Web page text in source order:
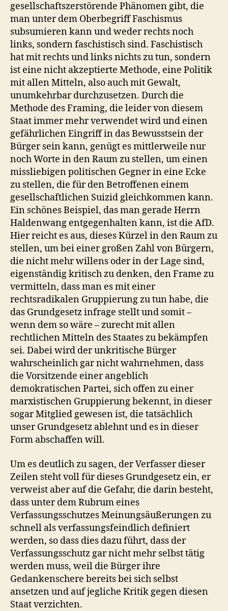
gesellschaftszerstörende Phänomen gibt, die
man unter dem Oberbegriff Faschismus
subsumieren kann und weder rechts noch
links, sondern faschistisch sind. Faschistisch
hat mit rechts und links nichts zu tun, sondern
ist eine nicht akzeptierte Methode, eine Politik
mit allen Mitteln, also auch mit Gewalt,
unumkehrbar durchzusetzen. Durch die
Methode des Framing, die leider von diesem
Staat immer mehr verwendet wird und einen
gefährlichen Eingriff in das Bewusstsein der
Bürger sein kann, genügt es mittlerweile nur
noch Worte in den Raum zu stellen, um einen
missliebigen politischen Gegner in eine Ecke
zu stellen, die für den Betroffenen einem
gesellschaftlichen Suizid gleichkommen kann.
Ein schönes Beispiel, das man gerade Herrn
Haldenwang entgegenhalten kann, ist die AfD.
Hier reicht es aus, dieses Kürzel in den Raum zu
stellen, um bei einer großen Zahl von Bürgern,
die nicht mehr willens oder in der Lage sind,
eigenständig kritisch zu denken, den Frame zu
vermitteln, dass man es mit einer
rechtsradikalen Gruppierung zu tun habe, die
das Grundgesetz infrage stellt und somit –
wenn dem so wäre – zurecht mit allen
rechtlichen Mitteln des Staates zu bekämpfen
sei. Dabei wird der unkritische Bürger
wahrscheinlich gar nicht wahrnehmen, dass
die Vorsitzende einer angeblich
demokratischen Partei, sich offen zu einer
marxistischen Gruppierung bekennt, in dieser
sogar Mitglied gewesen ist, die tatsächlich
unser Grundgesetz ablehnt und es in dieser
Form abschaffen will.
Um es deutlich zu sagen, der Verfasser dieser
Zeilen steht voll für dieses Grundgesetz ein, er
verweist aber auf die Gefahr, die darin besteht,
dass unter dem Rubrum eines
Verfassungsschutzes Meinungsäußerungen zu
schnell als verfassungsfeindlich definiert
werden, so dass dies dazu führt, dass der
Verfassungsschutz gar nicht mehr selbst tätig
werden muss, weil die Bürger ihre
Gedankenschere bereits bei sich selbst
ansetzen und auf jegliche Kritik gegen diesen
Staat verzichten.